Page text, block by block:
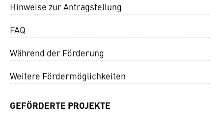
Hinweise zur Antragstellung
FAQ
Während der Förderung
Weitere Fördermöglichkeiten
GEFÖRDERTE PROJEKTE